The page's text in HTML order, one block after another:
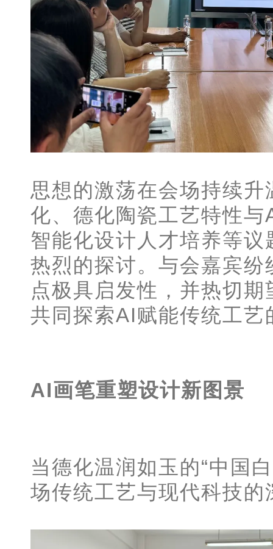
思想的激荡在会场持续
化、德化陶瓷工艺特性
智能化设计人才培养等
热烈的探讨。与会嘉宾
点极具启发性，并热切
共同探索AI赋能传统工艺
AI画笔重塑设计新图景
当德化温润如玉的“中国
场传统工艺与现代科技